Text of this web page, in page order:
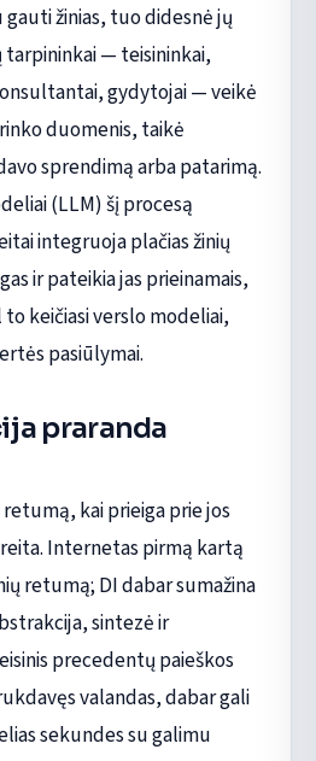
žinias, tuo didesnė jų
tarpininkai — teisininkai,
gydytojai — veikė
duomenis, taikė
sprendimą arba patarimą.
(LLM) šį procesą
integruoja plačias žinių
ir pateikia jas prieinamais,
to keičiasi verslo modeliai,
pasiūlymai.
praranda
kai prieiga prie jos
Internetas pirmą kartą
retumą; DI dabar sumažina
sintezė ir
precedentų paieškos
valandas, dabar gali
sekundes su galimu